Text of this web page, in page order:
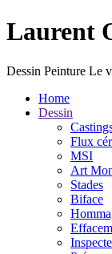
Laurent
Dessin Peinture Le
Home
Dessin
Flux
MSI
Art
Stades
Biface